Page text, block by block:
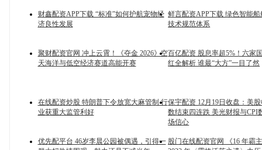
财鑫配资APP下载 “标准”如何护航宠物经
济良性发展
鲜言配资APP下载 绿色智能
技术规范体系
聚财配资官网 冲上云霄！《夺金 2026》空
天海洋与低空经济赛道高能开赛
百亿配资 股息率超5%！六家
红全解析 谁最“大方”一目了然
在线配资炒股 特朗普下令放宽大麻管制 行
业获重大监管利好
保宇配资 12月19日收盘：美
数结束四连跌 美光财报与CPI
场信心
优先配平台 46岁李晨公园被偶遇，引得一 股门在线配资官网 《16 年霸